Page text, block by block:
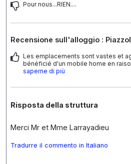
Pour nous...RIEN....
Recensione sull'alloggio :
Les emplacements sont vastes et
bénéficié d'un mobile home en
saperne di più
Risposta della struttura
Merci Mr et Mme Larrayadieu
Tradurre il commento in Italiano